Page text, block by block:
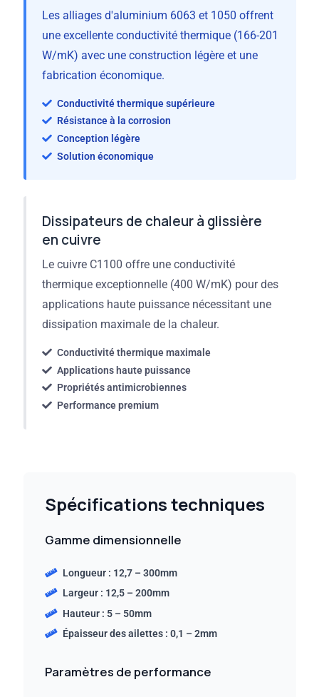
Les alliages d'aluminium 6063 et 1050 offrent
une excellente conductivité thermique (166-201
W/mK) avec une construction légère et une
fabrication économique.
Conductivité thermique supérieure
Résistance à la corrosion
Conception légère
Solution économique
Dissipateurs de chaleur à glissière
en cuivre
Le cuivre C1100 offre une conductivité
thermique exceptionnelle (400 W/mK) pour des
applications haute puissance nécessitant une
dissipation maximale de la chaleur.
Conductivité thermique maximale
Applications haute puissance
Propriétés antimicrobiennes
Performance premium
Spécifications techniques
Gamme dimensionnelle
Longueur : 12,7 – 300mm
Largeur : 12,5 – 200mm
Hauteur : 5 – 50mm
Épaisseur des ailettes : 0,1 – 2mm
Paramètres de performance